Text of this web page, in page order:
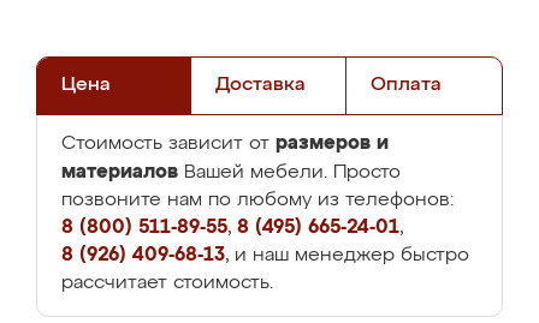
Цена Доставка Оплата
Стоимость зависит от размеров и
материалов Вашей мебели. Просто
позвоните нам по любому из телефонов:
8 (800) 511-89-55, 8 (495) 665-24-01,
8 (926) 409-68-13, и наш менеджер быстро
рассчитает стоимость.